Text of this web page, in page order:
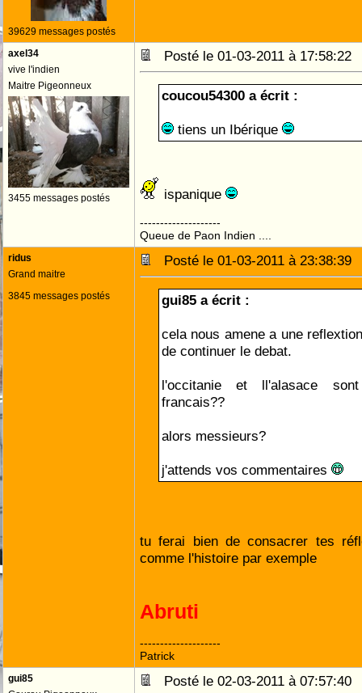
39629 messages postés
axel34
vive l'indien
Maitre Pigeonneux
3455 messages postés
Posté le 01-03-2011 à
coucou54300 a écrit :
tiens un Ibérique
ispanique
--------------------
Queue de Paon Indien ....
ridus
Grand maitre
3845 messages postés
Posté le 01-03-2011 à
gui85 a écrit :
cela nous amene a une
de continuer le debat.
l'occitanie et ll'alasace
francais??
alors messieurs?
j'attends vos commentaires
tu ferai bien de consacrer tes
comme l'histoire par exemple
Abruti
--------------------
Patrick
gui85
Posté le 02-03-2011 à